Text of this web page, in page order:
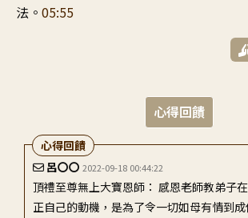
法 。 05:55
心得回饋
呂〇〇 2022-09-18 00:44:22
頂禮至尊無上大寶恩師： 感恩老師教弟子
正自己的動機，是為了令一切如母有情到
心得回饋